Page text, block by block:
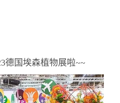
德国埃森植物展啦~~